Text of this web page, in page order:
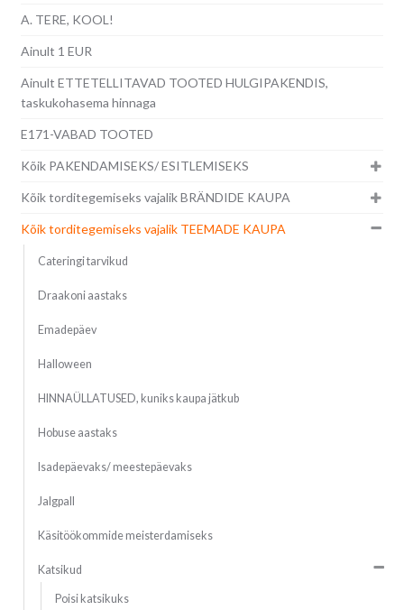
A. TERE, KOOL!
Ainult 1 EUR
Ainult ETTETELLITAVAD TOOTED HULGIPAKENDIS,
taskukohasema hinnaga
E171-VABAD TOOTED
Kõik PAKENDAMISEKS/ ESITLEMISEKS
Kõik torditegemiseks vajalik BRÄNDIDE KAUPA
Kõik torditegemiseks vajalik TEEMADE KAUPA
Cateringi tarvikud
Draakoni aastaks
Emadepäev
Halloween
HINNAÜLLATUSED, kuniks kaupa jätkub
Hobuse aastaks
Isadepäevaks/ meestepäevaks
Jalgpall
Käsitöökommide meisterdamiseks
Katsikud
Poisi katsikuks